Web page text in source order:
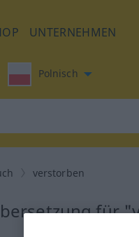
UNTERNEHMEN
Polnisch
verstorben
für